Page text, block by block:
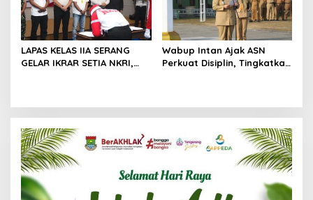
LAPAS KELAS IIA SERANG
GELAR IKRAR SETIA NKRI,
Wabup Intan Ajak ASN
Perkuat Disiplin, Tingkatkan